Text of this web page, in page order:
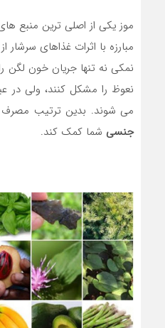
موز یکی از اصلی ترین منبع
مبارزه با اثرات غذاهای
نمکی نه تنها جریان خون لگن
نعوظ را مشکل کنند، ولی
می شوند. بدین ترتیب مصرف
جنسی شما کمک کند.